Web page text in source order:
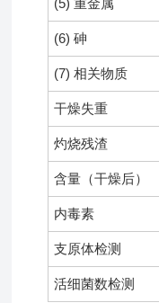
(6)砷
(7) 相关物质
干燥失重
灼烧残渣
含量（干燥后）
内毒素
支原体检测
活细菌数检测